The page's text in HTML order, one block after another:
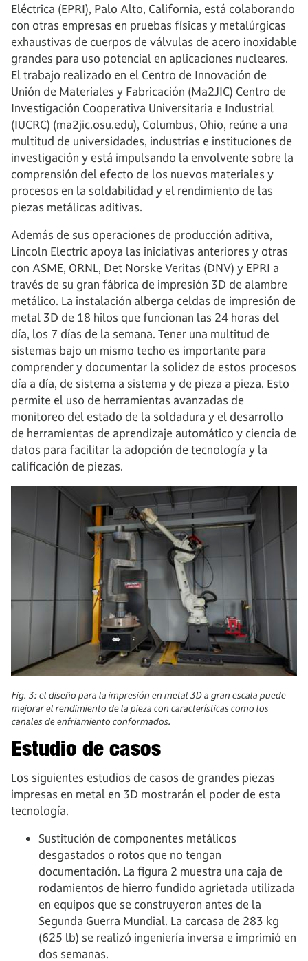
Eléctrica (EPRI), Palo Alto, California, está colaborando
con otras empresas en pruebas físicas y metalúrgicas
exhaustivas de cuerpos de válvulas de acero inoxidable
grandes para uso potencial en aplicaciones nucleares.
El trabajo realizado en el Centro de Innovación de
Unión de Materiales y Fabricación (Ma2JIC) Centro de
Investigación Cooperativa Universitaria e Industrial
(IUCRC) (ma2jic.osu.edu), Columbus, Ohio, reúne a una
multitud de universidades, industrias e instituciones de
investigación y está impulsando la envolvente sobre la
comprensión del efecto de los nuevos materiales y
procesos en la soldabilidad y el rendimiento de las
piezas metálicas aditivas.
Además de sus operaciones de producción aditiva,
Lincoln Electric apoya las iniciativas anteriores y otras
con ASME, ORNL, Det Norske Veritas (DNV) y EPRI a
través de su gran fábrica de impresión 3D de alambre
metálico. La instalación alberga celdas de impresión de
metal 3D de 18 hilos que funcionan las 24 horas del
día, los 7 días de la semana. Tener una multitud de
sistemas bajo un mismo techo es importante para
comprender y documentar la solidez de estos procesos
día a día, de sistema a sistema y de pieza a pieza. Esto
permite el uso de herramientas avanzadas de
monitoreo del estado de la soldadura y el desarrollo
de herramientas de aprendizaje automático y ciencia de
datos para facilitar la adopción de tecnología y la
calificación de piezas.
Fig. 3: el diseño para la impresión en metal 3D a gran escala puede
mejorar el rendimiento de la pieza con características como los
canales de enfriamiento conformados.
Estudio de casos
Los siguientes estudios de casos de grandes piezas
impresas en metal en 3D mostrarán el poder de esta
tecnología.
Sustitución de componentes metálicos
desgastados o rotos que no tengan
documentación. La figura 2 muestra una caja de
rodamientos de hierro fundido agrietada utilizada
en equipos que se construyeron antes de la
Segunda Guerra Mundial. La carcasa de 283 kg
(625 lb) se realizó ingeniería inversa e imprimió en
dos semanas.